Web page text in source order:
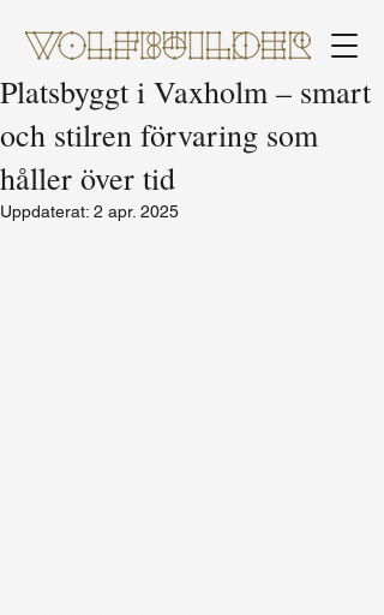
Platsbyggt i Vaxholm – smart
och stilren förvaring som
håller över tid
Uppdaterat: 2 apr. 2025